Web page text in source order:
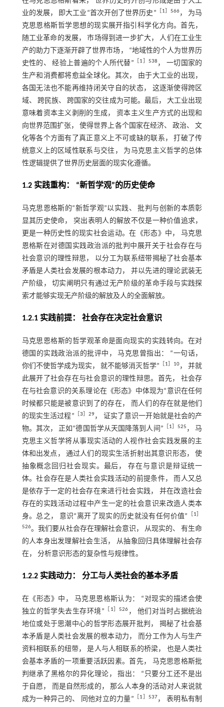
业的发展， 即大工业“首次开创了世界历史”
1 ］566， 为马
克思恩格斯哲学思想的现实展开指引科学化方向。首先，
随工业革命的发展， 市场得到进一步扩大， 人们在工业生
产的助力下逐渐开辟了世界市场， “地域性的个人为世界历
史性的、 经验上普遍的个人所代替”
1 ］538 ， 一切国家的
生产和消费都将愈益全球化。其次， 由于大工业的出现，
各国无法也不能再维持闭关守自的状态， 这逐渐使得跨区
域、 跨民族、 跨国家的交往成为可能。最后， 大工业出现
意味着资本主义剥削的生成， 资本主义生产方式的出现和
向世界范围扩张， 使得世界上各个国家在经济、 政治、 文
化等各个方面有了真正意义上不可或缺的联系， 打破了传
统意义上的区域性联系与交往， 为马克思主义哲学的总体
性逻辑提供了世界历史层面的现实化遵循。
1.2 实践重构： “新哲学观”的历史使命
马克思恩格斯的“新哲学观”以实践、 批判与创新的本质彰
显其历史使命， 突出表明人的解放不仅是一种价值追求，
更是一种历史性的现实社会运动。在《形态》中， 马克思
恩格斯在对德国实践政治派的批判中展开关于社会存在与
社会意识的理性辩思， 以分工为联系纽带揭秘了社会基本
矛盾是人类社会发展的根本动力， 并以先进的理论武装无
产阶级， 切实阐明只有通过无产阶级的革命手段与实践探
索才能够实现无产阶级的解放及人的全面解放。
1.2.1 实践前提： 社会存在决定社会意识
马克思恩格斯的哲学观革命是面向现实的实践转向。在对
德国的实践政治派的批评中， 马克思曾指出： “一句话，
你们不使哲学成为现实， 就不能够消灭哲学”
1 ］10， 并就
此展开了社会存在与社会意识的理性辩思。首先， 社会存
在与社会意识的关系理论在《形态》中体现为“意识在任何
时候都只能是被意识到了的存在， 而人们的存在就是他们
的现实生活过程”
3 ］29， 证实了意识一开始就是社会的产
物。其次， 正如“德国哲学从天国降落到人间”
1 ］525 ， 马
克思主义哲学将从事现实活动的人视作社会实践发展的主
体和出发点， 通过人们的现实生活折射出其意识形态， 使
抽象概念回归社会现实。最后， 存在与意识是辩证统一
体。社会存在是人类社会实践活动的前提条件， 而人又总
是依存于一定的社会存在来进行社会实践， 并在改造社会
存在的实践活动过程中产生一定的社会意识来改造人类本
身。总之， 意识“离开了现实的历史就没有任何价值”
1
526。我们要从社会存在理解社会意识， 从现实的、 有生命
的人本身出发理解社会生活， 从抽象回归具体理解社会存
在， 分析意识形态的复杂性与规律性。
1.2.2 实践动力： 分工与人类社会的基本矛盾
在《形态》中， 马克思恩格斯认为： “对现实的描述会使
独立的哲学失去生存环境”
1 ］526 ， 他们对当时占据统治
地位或处于思潮中心的哲学形态展开批判， 揭秘了社会基
本矛盾是人类社会发展的根本动力， 而分工作为人与生产
资料相联系的纽带， 是人与人相联系的桥梁， 也是人类社
会基本矛盾的一项重要活跃因素。首先， 马克思恩格斯批
判继承了黑格尔的异化理论， 指出： “只要分工还不是出
于自愿， 而是自然形成的， 那么人本身的活动对人来说就
成为一种异己的、 同他对立的力量”
1 ］537， 表明私有制